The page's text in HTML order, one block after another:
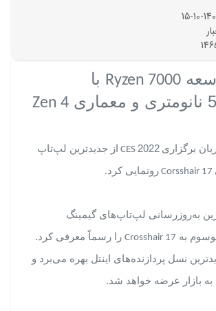
Ryzen 7000 با
5 نانومتری و معماری Zen 4
برگزاری 2022
از جدیدترین لپ‌تاپ
رونمایی کرد.
به‌روزرسانی لپ‌تاپ‌های گیمینگ
به Crosshair 17 را رسماً معرفی کرد.
نسل پردازنده‌های اینتل بهره می‌برد و
به بازار عرضه خواهد شد.